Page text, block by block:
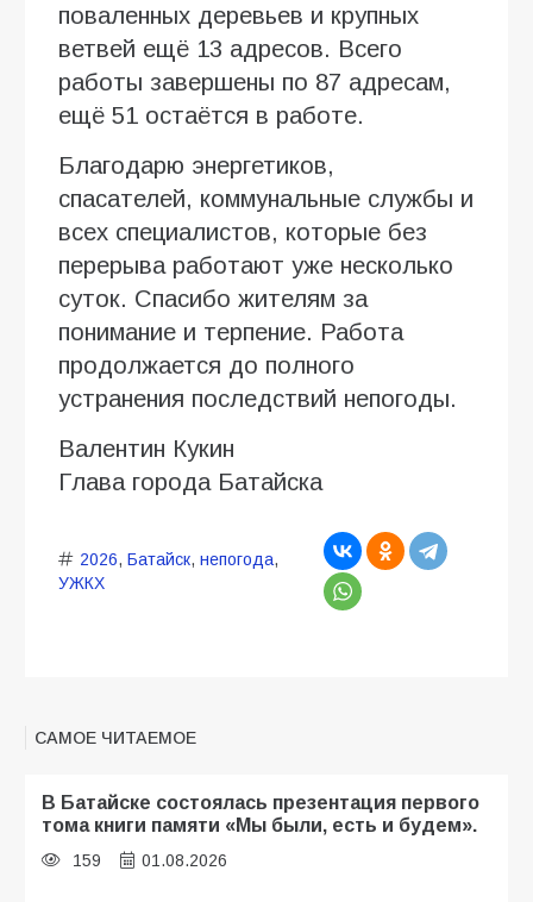
поваленных деревьев и крупных
ветвей ещё 13 адресов. Всего
работы завершены по 87 адресам,
ещё 51 остаётся в работе.
Благодарю энергетиков,
спасателей, коммунальные службы и
всех специалистов, которые без
перерыва работают уже несколько
суток. Спасибо жителям за
понимание и терпение. Работа
продолжается до полного
устранения последствий непогоды.
Валентин Кукин
Глава города Батайска
2026, Батайск, непогода,
УЖКХ
САМОЕ ЧИТАЕМОЕ
В Батайске состоялась презентация первого
тома книги памяти «Мы были, есть и будем».
159 01.08.2026